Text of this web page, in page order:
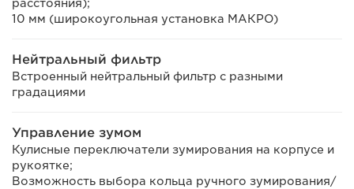
расстояния);
10 мм (широкоугольная установка МАКРО)
Нейтральный фильтр
Встроенный нейтральный фильтр с разными
градациями
Управление зумом
Кулисные переключатели зумирования на корпусе и
рукоятке;
Возможность выбора кольца ручного зумирования/